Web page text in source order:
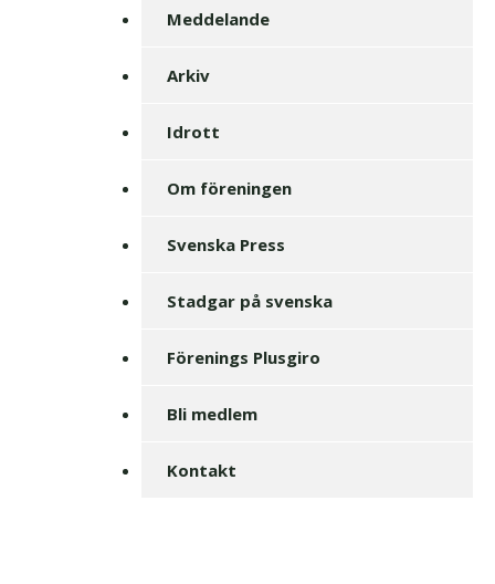
Meddelande
Arkiv
Idrott
Om föreningen
Svenska Press
Stadgar på svenska
Förenings Plusgiro
Bli medlem
Kontakt